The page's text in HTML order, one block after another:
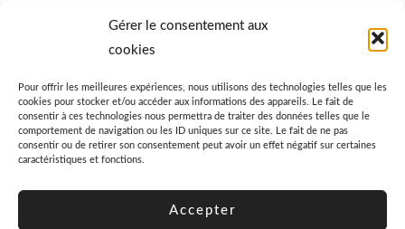
Gérer le consentement aux
cookies
Pour offrir les meilleures expériences, nous utilisons des technologies telles que les
cookies pour stocker et/ou accéder aux informations des appareils. Le fait de
consentir à ces technologies nous permettra de traiter des données telles que le
comportement de navigation ou les ID uniques sur ce site. Le fait de ne pas
consentir ou de retirer son consentement peut avoir un effet négatif sur certaines
caractéristiques et fonctions.
Accepter
Comment favoriser la cicatrisation rapide d’un coussinet blessé d’un
Quel est le prix moyen d’un garde-meuble ?